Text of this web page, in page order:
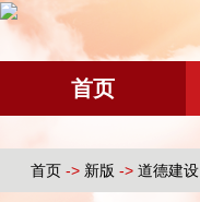
首页
首页 -> 新版 -> 道德建设